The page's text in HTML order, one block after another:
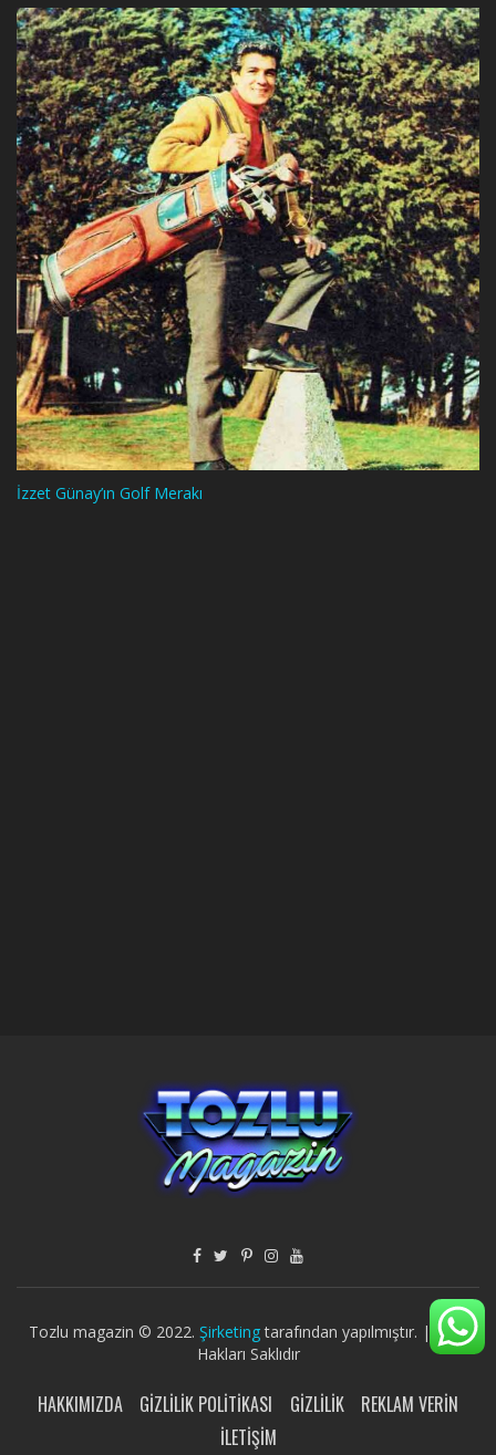
İzzet Günay’ın Golf Merakı
Tozlu magazin © 2022. Şirketingtarafından yapılmıştır. | Tüm
Hakları Saklıdır
HAKKIMIZDA GIZLILIK POLITIKASI GIZLILIK
REKLAM VERIN
İLETIŞIM